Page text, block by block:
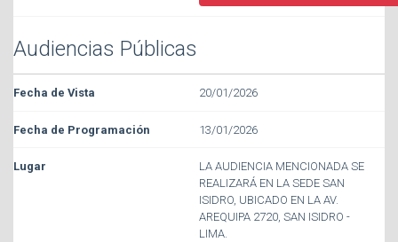
Audiencias Públicas
20/01/2026
13/01/2026
LA AUDIENCIA MENCIONADA SE
REALIZARÁ EN LA SEDE SAN
ISIDRO, UBICADO EN LA AV.
AREQUIPA 2720, SAN ISIDRO -
LIMA.